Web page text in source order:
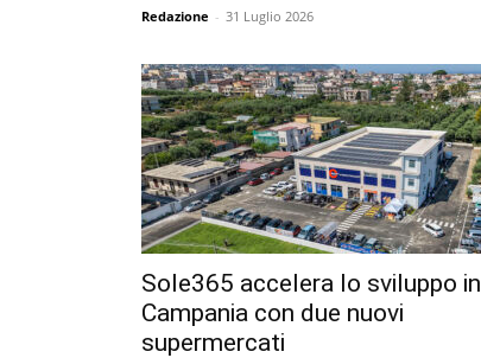
Redazione - 31 Luglio 2026
Sole365 accelera lo sviluppo in
Campania con due nuovi
supermercati